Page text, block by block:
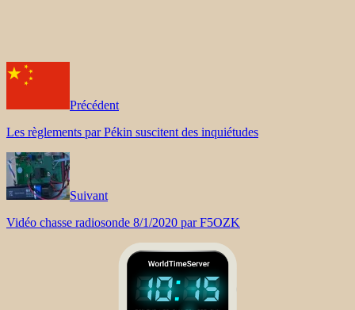
Précédent
Les règlements par Pékin suscitent des inquiétudes
Suivant
Vidéo chasse radiosonde 8/1/2020 par F5OZK